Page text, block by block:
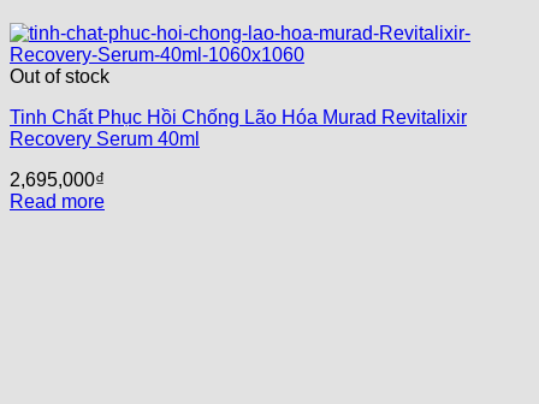
Out of stock
Tinh Chất Phục Hồi Chống Lão Hóa Murad Revitalixir
Recovery Serum 40ml
2,695,000₫
Read more